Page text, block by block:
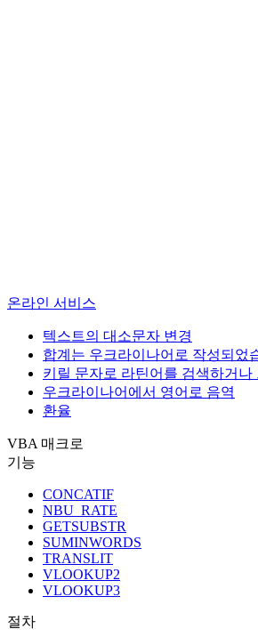
온라인 서비스
텍스트의 대소문자 변경
합계는 우크라이나어로 작성되었
키릴 문자로 라틴어를 검색하거나
우크라이나어에서 영어로 음역
환율
VBA 매크로
기능
CONCATIF
NBU_RATE
GETSUBSTR
SUMINWORDS
TRANSLIT
VLOOKUP2
VLOOKUP3
절차